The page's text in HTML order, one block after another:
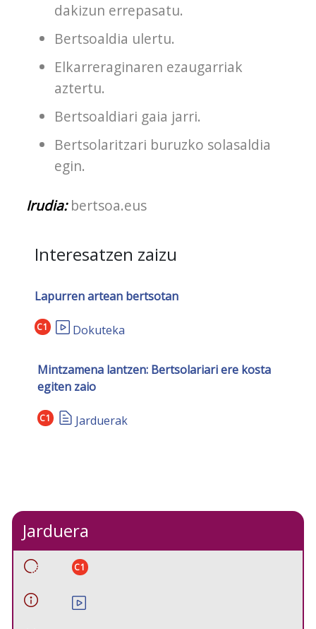
dakizun errepasatu.
Bertsoaldia ulertu.
Elkarreraginaren ezaugarriak
aztertu.
Bertsoaldiari gaia jarri.
Bertsolaritzari buruzko solasaldia
egin.
Irudia:bertsoa.eus
Interesatzen zaizu
Lapurren artean bertsotan
C1 Dokuteka
Mintzamena lantzen: Bertsolariari ere kosta
egiten zaio
C1 Jarduerak
Jarduera
C1